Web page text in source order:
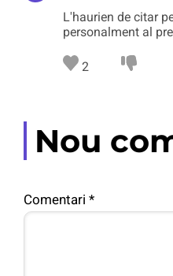
L'haurien de citar
personalment al
2
Nou
Comentari *